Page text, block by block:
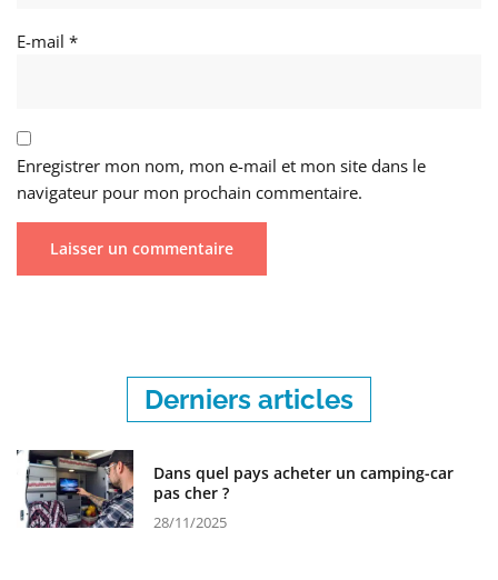
E-mail *
Enregistrer mon nom, mon e-mail et mon site dans le
navigateur pour mon prochain commentaire.
Derniers articles
Dans quel pays acheter un camping-car
pas cher ?
28/11/2025